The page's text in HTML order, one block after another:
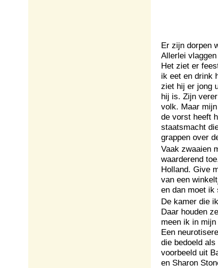
Er zijn dorpen
Allerlei
Het ziet er
ik eet en drink
ziet hij er jong
hij is. Zijn
volk. Maar
de vorst heeft
staatsmacht
grappen over
Vaak zwaaien
waarderend
Holland. Give
van een
en dan moet
De kamer die
Daar houden
meen ik in
Een
die bedoeld
voorbeeld uit
en Sharon